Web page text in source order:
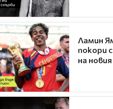
Ламин
покори
на